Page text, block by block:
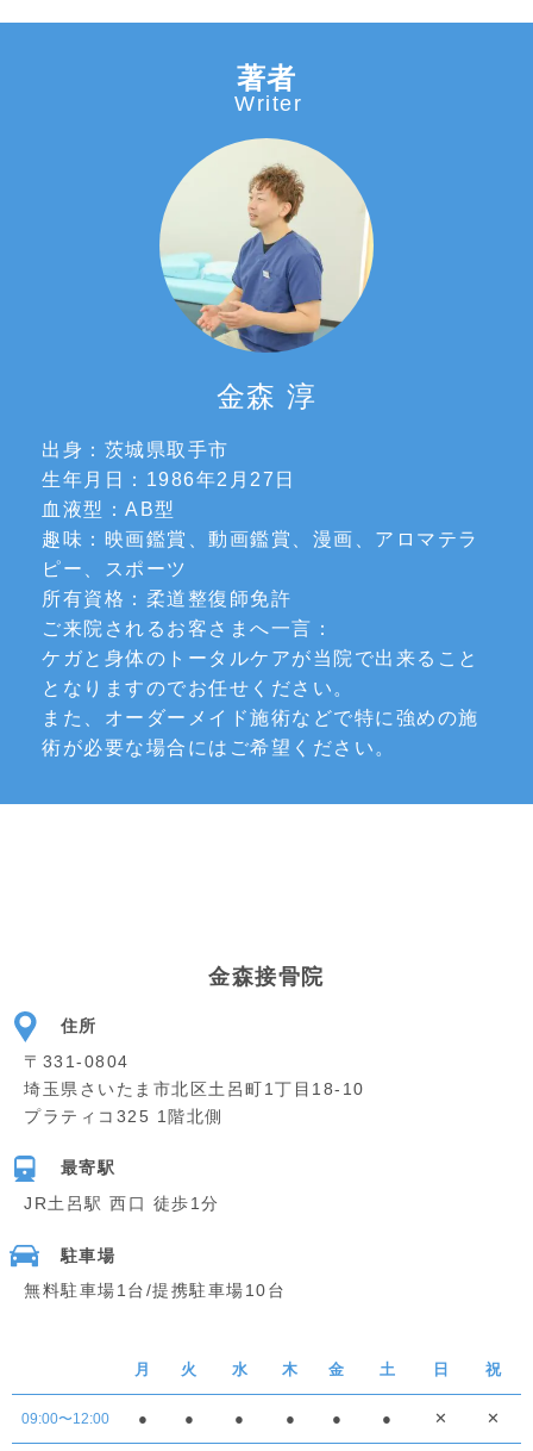
著者
Writer
金森 淳
出身：茨城県取手市
生年月日：1986年2月27日
血液型：AB型
趣味：映画鑑賞、動画鑑賞、漫画、アロマテラ
ピー、スポーツ
所有資格：柔道整復師免許
ご来院されるお客さまへ一言：
ケガと身体のトータルケアが当院で出来ること
となりますのでお任せください。
また、オーダーメイド施術などで特に強めの施
術が必要な場合にはご希望ください。
金森接骨院
住所
〒331-0804
埼玉県さいたま市北区土呂町1丁目18-10
プラティコ325 1階北側
最寄駅
JR土呂駅 西口 徒歩1分
駐車場
無料駐車場1台/提携駐車場10台
月 火 水 木 金 土 日 祝
09:00〜12:00 ● ● ● ● ● ● ✕ ✕